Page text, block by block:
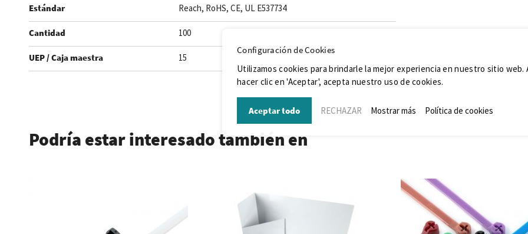
Estándar Reach, RoHS, CE, UL E537734
Cantidad 100
UEP / Caja maestra 15
Podría estar interesado también en
Configuración de Cookies
Utilizamos cookies para brindarle la mejor experiencia en nuestro sitio web.
hacer clic en 'Aceptar', acepta nuestro uso de cookies.
Aceptar todo RECHAZAR Mostrar más Política de cookies